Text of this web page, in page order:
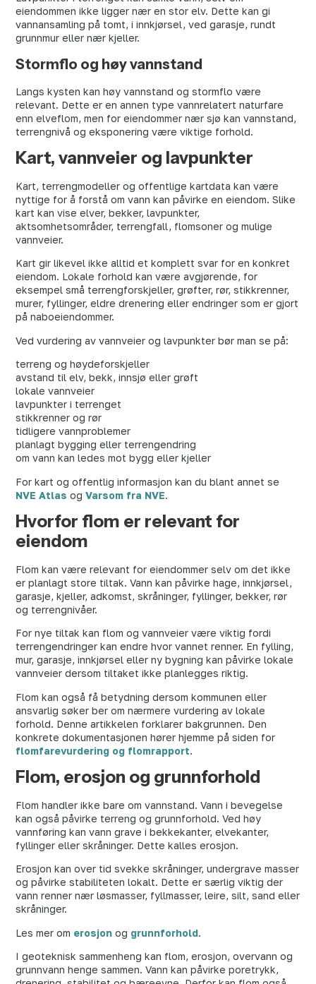
eiendommen ikke ligger nær en stor elv. Dette kan gi
vannansamling på tomt, i innkjørsel, ved garasje, rundt
grunnmur eller nær kjeller.
Stormflo og høy vannstand
Langs kysten kan høy vannstand og stormflo være
relevant. Dette er en annen type vannrelatert naturfare
enn elveflom, men for eiendommer nær sjø kan vannstand,
terrengnivå og eksponering være viktige forhold.
Kart, vannveier og lavpunkter
Kart, terrengmodeller og offentlige kartdata kan være
nyttige for å forstå om vann kan påvirke en eiendom. Slike
kart kan vise elver, bekker, lavpunkter,
aktsomhetsområder, terrengfall, flomsoner og mulige
vannveier.
Kart gir likevel ikke alltid et komplett svar for en konkret
eiendom. Lokale forhold kan være avgjørende, for
eksempel små terrengforskjeller, grøfter, rør, stikkrenner,
murer, fyllinger, eldre drenering eller endringer som er gjort
på naboeiendommer.
Ved vurdering av vannveier og lavpunkter bør man se på:
terreng og høydeforskjeller
avstand til elv, bekk, innsjø eller grøft
lokale vannveier
lavpunkter i terrenget
stikkrenner og rør
tidligere vannproblemer
planlagt bygging eller terrengendring
om vann kan ledes mot bygg eller kjeller
For kart og offentlig informasjon kan du blant annet se
NVE Atlas ogVarsom fra NVE.
Hvorfor flom er relevant for
eiendom
Flom kan være relevant for eiendommer selv om det ikke
er planlagt store tiltak. Vann kan påvirke hage, innkjørsel,
garasje, kjeller, adkomst, skråninger, fyllinger, bekker, rør
og terrengnivåer.
For nye tiltak kan flom og vannveier være viktig fordi
terrengendringer kan endre hvor vannet renner. En fylling,
mur, garasje, innkjørsel eller ny bygning kan påvirke lokale
vannveier dersom tiltaket ikke planlegges riktig.
Flom kan også få betydning dersom kommunen eller
ansvarlig søker ber om nærmere vurdering av lokale
forhold. Denne artikkelen forklarer bakgrunnen. Den
konkrete dokumentasjonen hører hjemme på siden for
flomfarevurdering og flomrapport.
Flom, erosjon og grunnforhold
Flom handler ikke bare om vannstand. Vann i bevegelse
kan også påvirke terreng og grunnforhold. Ved høy
vannføring kan vann grave i bekkekanter, elvekanter,
fyllinger eller skråninger. Dette kalles erosjon.
Erosjon kan over tid svekke skråninger, undergrave masser
og påvirke stabiliteten lokalt. Dette er særlig viktig der
vann renner nær løsmasser, fyllmasser, leire, silt, sand eller
skråninger.
Les mer om erosjon og grunnforhold.
I geoteknisk sammenheng kan flom, erosjon, overvann og
grunnvann henge sammen. Vann kan påvirke poretrykk,